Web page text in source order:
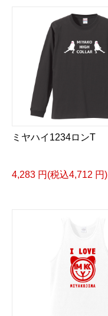
ミヤハイ1234ロンT
4,283 円(税込4,712 円)